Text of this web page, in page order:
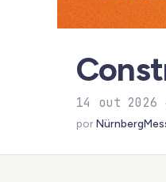
14 out 2026
por